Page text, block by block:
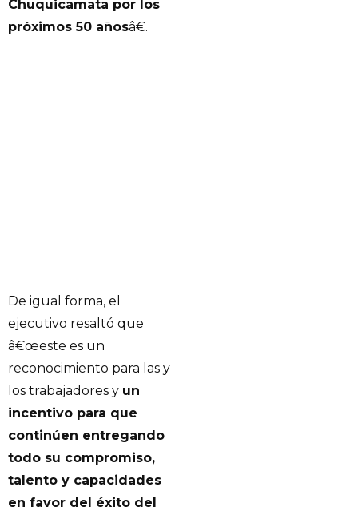
Chuquicamata por los
próximos 50 añosâ€.
De igual forma, el
ejecutivo resaltó que
â€œeste es un
reconocimiento para las y
los trabajadores y un
incentivo para que
continúen entregando
todo su compromiso,
talento y capacidades
en favor del éxito del